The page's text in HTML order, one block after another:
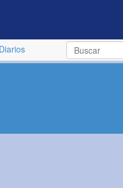
Diarios